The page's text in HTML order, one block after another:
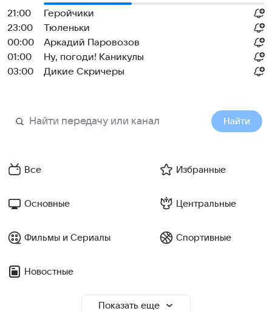
21:00
Геройчики
23:00
Тюленьки
00:00
Аркадий Паровозов
01:00
Ну, погоди! Каникулы
03:00
Дикие Скричеры
Найти
Все Избранные
Основные Центральные
Фильмы и Сериалы Спортивные
Новостные
Показать еще